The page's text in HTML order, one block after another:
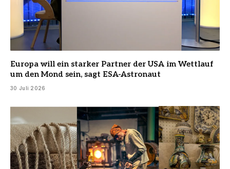
Europa will ein starker Partner der USA im Wettlauf
um den Mond sein, sagt ESA-Astronaut
30 Juli 2026